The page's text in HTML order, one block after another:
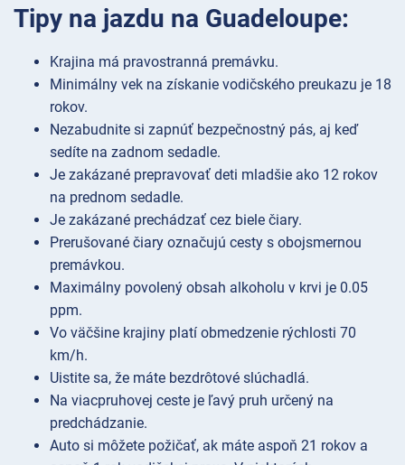
Tipy na jazdu na Guadeloupe:
Krajina má pravostranná premávku.
Minimálny vek na získanie vodičského preukazu je 18
rokov.
Nezabudnite si zapnúť bezpečnostný pás, aj keď
sedíte na zadnom sedadle.
Je zakázané prepravovať deti mladšie ako 12 rokov
na prednom sedadle.
Je zakázané prechádzať cez biele čiary.
Prerušované čiary označujú cesty s obojsmernou
premávkou.
Maximálny povolený obsah alkoholu v krvi je 0.05
ppm.
Vo väčšine krajiny platí obmedzenie rýchlosti 70
km/h.
Uistite sa, že máte bezdrôtové slúchadlá.
Na viacpruhovej ceste je ľavý pruh určený na
predchádzanie.
Auto si môžete požičať, ak máte aspoň 21 rokov a